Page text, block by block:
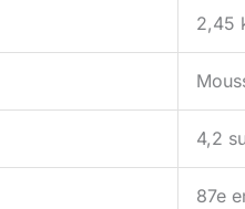
2,45
4,2
87e